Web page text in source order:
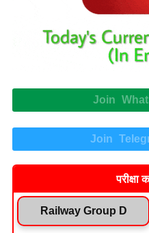
Join
Join
Railway Group D